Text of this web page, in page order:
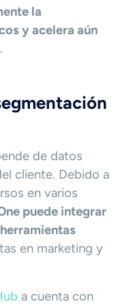
la
y acelera aún
.
de datos
cliente. Debido a
en varios
puede integrar
en marketing y
a cuenta con